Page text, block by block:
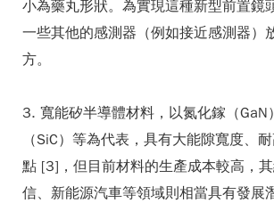
小為藥丸形狀。為實現這種新型前置鏡
一些其他的感測器（例如接近感測器）
方。
3. 寬能矽半導體材料，以氮化鎵（GaN
（SiC）等為代表，具有大能隙寬度、
點 [3]，但目前材料的生產成本較高，
信、新能源汽車等領域則相當具有發展